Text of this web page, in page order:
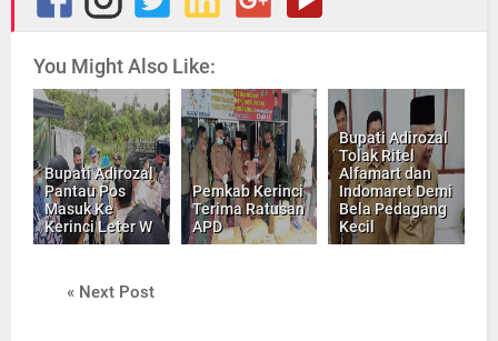
You Might Also Like:
Bupati Adirozal
Pantau Pos
Masuk Ke
Kerinci Leter W
Pemkab Kerinci
Terima Ratusan
APD
Bupati Adirozal
Tolak Ritel
Alfamart dan
Indomaret Demi
Bela Pedagang
Kecil
« Next Post